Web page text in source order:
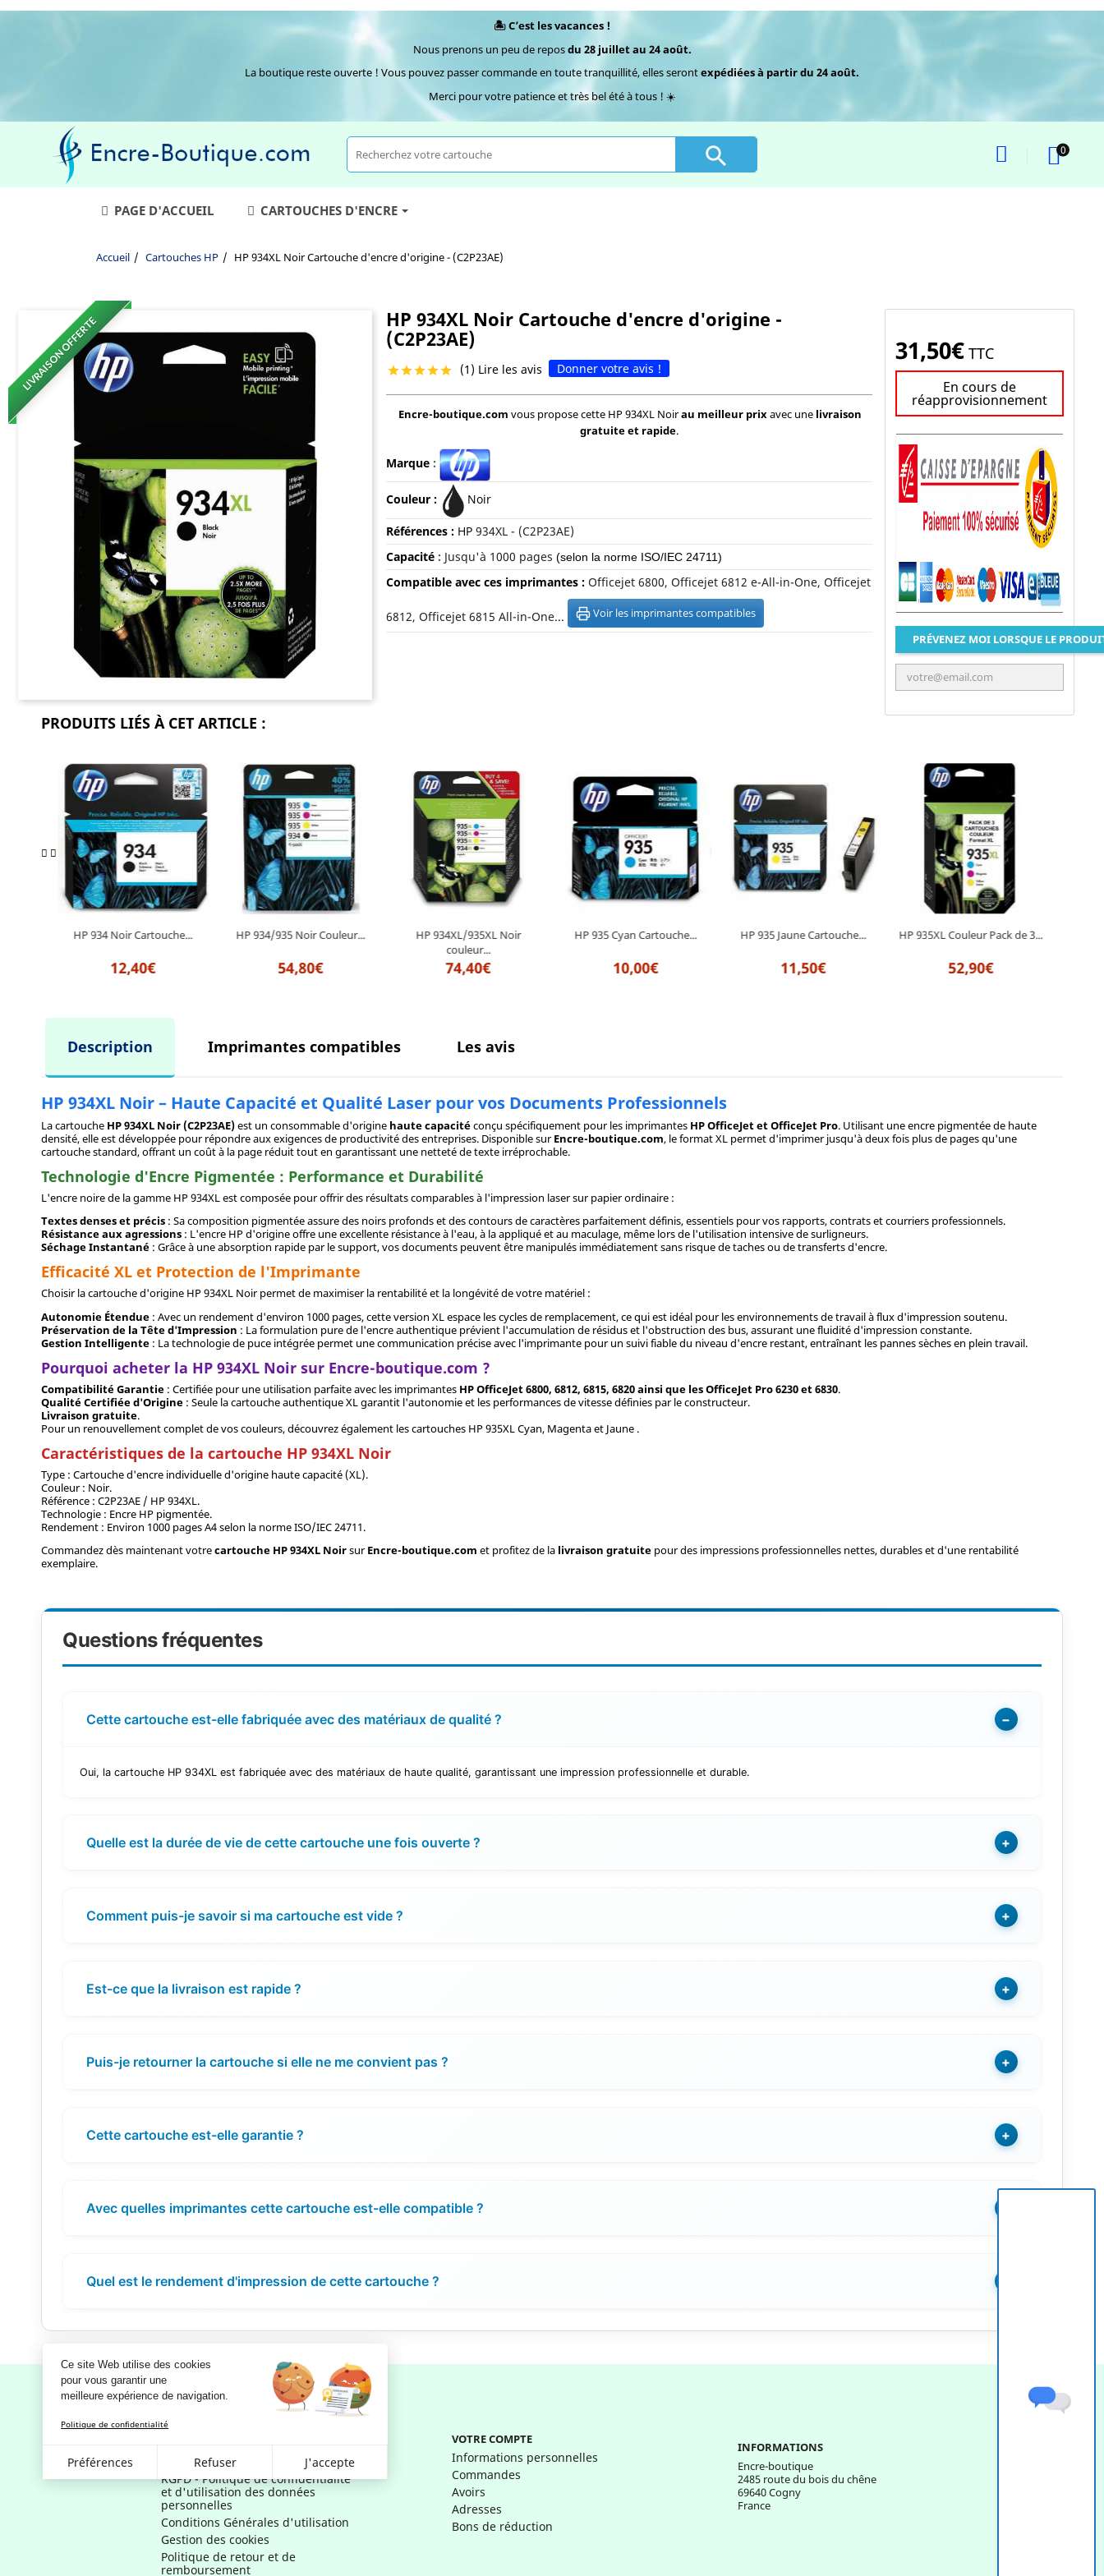
Ce site Web utilise des cookies
pour vous garantir une
meilleure expérience de navigation.
Politique de confidentialité
Préférences Refuser J'accepte
🏝️ C’est les vacances !
Nous prenons un peu de reposdu 28 juillet au 24 août.
La boutique reste ouverte ! Vous pouvez passer commande en toute tranquillité, elles serontexpédiées à partir du 24 août.
Merci pour votre patience et très bel été à tous ! ☀️
 0
PAGE D'ACCUEIL CARTOUCHES D'ENCRE
Accueil Cartouches HP HP 934XL Noir Cartouche d'encre d'origine - (C2P23AE)
LIVRAISON OFFERTE
HP 934XL Noir Cartouche d'encre d'origine -
(C2P23AE)
 (1) Lire les avis Donner votre avis !
Encre-boutique.com vous propose cette HP 934XL Noirau meilleur prix avec une livraison
gratuite et rapide.
Marque:
Couleur : Noir
Références : HP 934XL - (C2P23AE)
Capacité: Jusqu'à 1000 pages (selon la norme ISO/IEC 24711)
Compatible avec ces imprimantes : Officejet 6800, Officejet 6812 e-All-in-One, Officejet
6812, Officejet 6815 All-in-One... Voir les imprimantes compatibles
31,50€ TTC
En cours de
réapprovisionnement
PRÉVENEZ MOI LORSQUE LE
PRODUITS LIÉS À CET ARTICLE :
HP 934 Noir Cartouche...
12,40€
HP 934/935 Noir Couleur...
54,80€
HP 934XL/935XL Noir
couleur...
74,40€
HP 935 Cyan Cartouche...
10,00€
HP 935 Jaune Cartouche...
11,50€
HP 935XL Couleur Pack de 3...
52,90€
Description Imprimantes compatibles Les avis
HP 934XL Noir – Haute Capacité et Qualité Laser pour vos Documents Professionnels
La cartouche HP 934XL Noir (C2P23AE)est un consommable d'origine haute capacitéconçu spécifiquement pour les imprimantes HP OfficeJet et OfficeJet Pro. Utilisant une encre pigmentée de haute
densité, elle est développée pour répondre aux exigences de productivité des entreprises. Disponible surEncre-boutique.com, le format XL permet d'imprimer jusqu'à deux fois plus de pages qu'une
cartouche standard, offrant un coût à la page réduit tout en garantissant une netteté de texte irréprochable.
Technologie d'Encre Pigmentée : Performance et Durabilité
L'encre noire de la gamme HP 934XL est composée pour offrir des résultats comparables à l'impression laser sur papier ordinaire :
Textes denses et précis : Sa composition pigmentée assure des noirs profonds et des contours de caractères parfaitement définis, essentiels pour vos rapports, contrats et courriers professionnels.
Résistance aux agressions : L'encre HP d'origine offre une excellente résistance à l'eau, à la appliqué et au maculage, même lors de l'utilisation intensive de surligneurs.
Séchage Instantané : Grâce à une absorption rapide par le support, vos documents peuvent être manipulés immédiatement sans risque de taches ou de transferts d'encre.
Efficacité XL et Protection de l'Imprimante
Choisir la cartouche d'origine HP 934XL Noir permet de maximiser la rentabilité et la longévité de votre matériel :
Autonomie Étendue : Avec un rendement d'environ 1000 pages, cette version XL espace les cycles de remplacement, ce qui est idéal pour les environnements de travail à flux d'impression soutenu.
Préservation de la Tête d'Impression : La formulation pure de l'encre authentique prévient l'accumulation de résidus et l'obstruction des bus, assurant une fluidité d'impression constante.
Gestion Intelligente : La technologie de puce intégrée permet une communication précise avec l'imprimante pour un suivi fiable du niveau d'encre restant, entraînant les pannes sèches en plein travail.
Pourquoi acheter la HP 934XL Noir sur Encre-boutique.com ?
Compatibilité Garantie : Certifiée pour une utilisation parfaite avec les imprimantes HP OfficeJet 6800, 6812, 6815, 6820 ainsi que les OfficeJet Pro 6230 et 6830.
Qualité Certifiée d'Origine : Seule la cartouche authentique XL garantit l'autonomie et les performances de vitesse définies par le constructeur.
Livraison gratuite.
Pour un renouvellement complet de vos couleurs, découvrez également les cartouches HP 935XL Cyan, Magenta et Jaune .
Caractéristiques de la cartouche HP 934XL Noir
Type : Cartouche d'encre individuelle d'origine haute capacité (XL).
Couleur : Noir.
Référence : C2P23AE / HP 934XL.
Technologie : Encre HP pigmentée.
Rendement : Environ 1000 pages A4 selon la norme ISO/IEC 24711.
Commandez dès maintenant votrecartouche HP 934XL NoirsurEncre-boutique.com et profitez de la livraison gratuite pour des impressions professionnelles nettes, durables et d'une rentabilité
exemplaire.
Questions fréquentes
Cette cartouche est-elle fabriquée avec des matériaux de qualité ? −
Oui, la cartouche HP 934XL est fabriquée avec des matériaux de haute qualité, garantissant une impression professionnelle et durable.
Quelle est la durée de vie de cette cartouche une fois ouverte ? +
Comment puis-je savoir si ma cartouche est vide ? +
Est-ce que la livraison est rapide ? +
Puis-je retourner la cartouche si elle ne me convient pas ? +
Cette cartouche est-elle garantie ? +
Avec quelles imprimantes cette cartouche est-elle compatible ?
Quel est le rendement d'impression de cette cartouche ?
Mentions légales
RGPD - Politique de confidentialité
et d'utilisation des données
personnelles
Conditions Générales d'utilisation
Gestion des cookies
Politique de retour et de
remboursement
VOTRE COMPTE
Informations personnelles
Commandes
Avoirs
Adresses
Bons de réduction
INFORMATIONS
Encre-boutique
2485 route du bois du chêne
69640 Cogny
France